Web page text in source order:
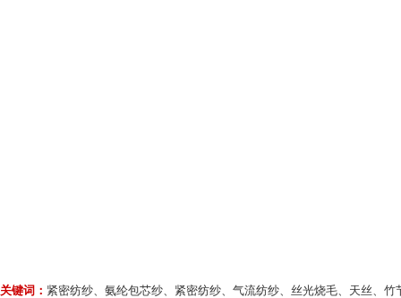
关键词： 紧密纺纱、氨纶包芯纱、紧密纺纱、气流纺纱、丝光烧毛、天丝、